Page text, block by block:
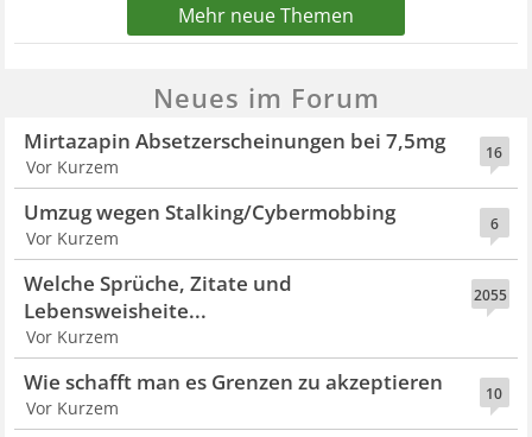
Mehr neue Themen
Neues im Forum
16
Mirtazapin Absetzerscheinungen bei 7,5mg
Vor Kurzem
6
Umzug wegen Stalking/Cybermobbing
Vor Kurzem
2055
Welche Sprüche, Zitate und
Lebensweisheite...
Vor Kurzem
10
Wie schafft man es Grenzen zu akzeptieren
Vor Kurzem